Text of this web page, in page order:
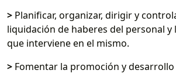
> Planificar, organizar, dirigir y
liquidación de haberes del personal
que interviene en el mismo.
> Fomentar la promoción y